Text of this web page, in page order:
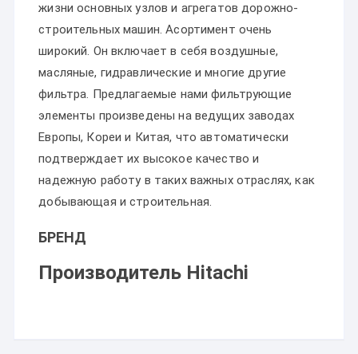
жизни основных узлов и агрегатов дорожно-
строительных машин. Асортимент очень
широкий. Он включает в себя воздушные,
масляные, гидравлические и многие другие
фильтра. Предлагаемые нами фильтрующие
элементы произведены на ведущих заводах
Европы, Кореи и Китая, что автоматически
подтверждает их высокое качество и
надежную работу в таких важных отраслях, как
добывающая и строительная.
БРЕНД
Производитель Hitachi